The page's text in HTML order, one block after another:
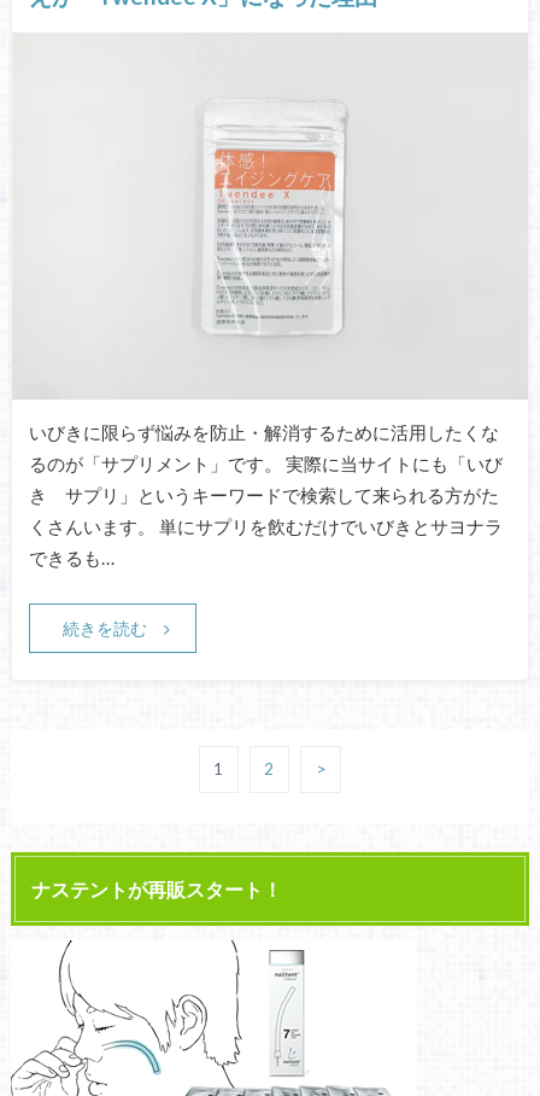
いびきに限らず悩みを防止・解消するために活用したくな
るのが「サプリメント」です。 実際に当サイトにも「いび
き サプリ」というキーワードで検索して来られる方がた
くさんいます。 単にサプリを飲むだけでいびきとサヨナラ
できるも…
続きを読む
1 2 >
ナステントが再販スタート！